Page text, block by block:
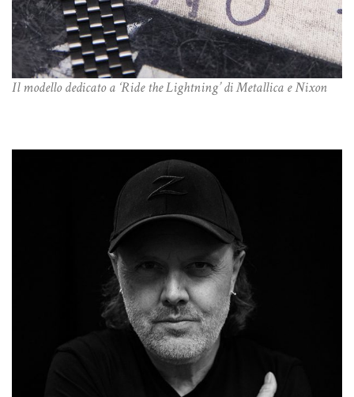
Il modello dedicato a ‘Ride the Lightning’ di Metallica e Nixon